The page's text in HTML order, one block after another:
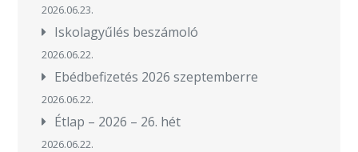
2026.06.23.
Iskolagyűlés beszámoló
2026.06.22.
Ebédbefizetés 2026 szeptemberre
2026.06.22.
Étlap – 2026 – 26. hét
2026.06.22.